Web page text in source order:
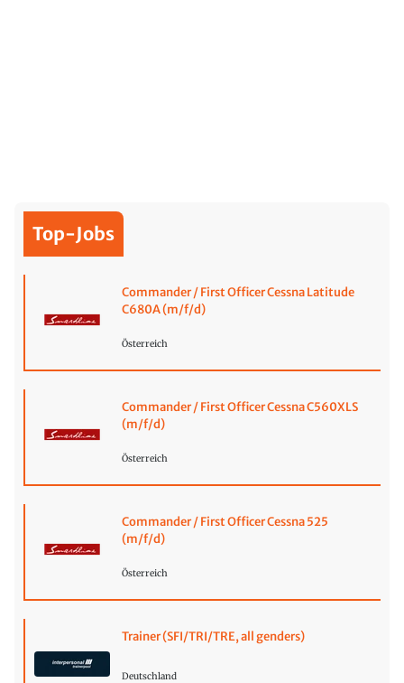
Top-Jobs
Commander / First Officer Cessna Latitude
C680A (m/f/d)
Österreich
Commander / First Officer Cessna C560XLS
(m/f/d)
Österreich
Commander / First Officer Cessna 525
(m/f/d)
Österreich
Trainer (SFI/TRI/TRE, all genders)
Deutschland